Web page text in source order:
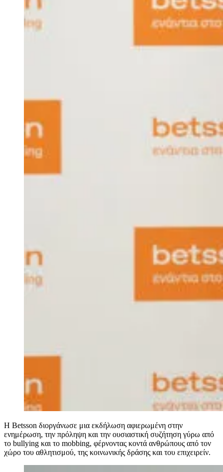
Η Betsson διοργάνωσε μια εκδήλωση αφιερωμένη στην
ενημέρωση, την πρόληψη και την ουσιαστική συζήτηση γύρω από
το bullying και το mobbing, φέρνοντας κοντά ανθρώπους από τον
χώρο του αθλητισμού, της κοινωνικής δράσης και του επιχειρείν.